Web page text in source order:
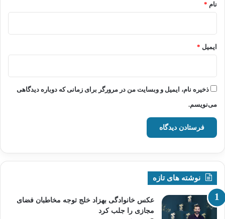
نام *
ایمیل *
ذخیره نام، ایمیل و وبسایت من در مرورگر برای زمانی که دوباره دیدگاهی
می‌نویسم.
نوشته های تازه
عکس خانوادگی بهزاد خلج توجه مخاطبان فضای
مجازی را جلب کرد